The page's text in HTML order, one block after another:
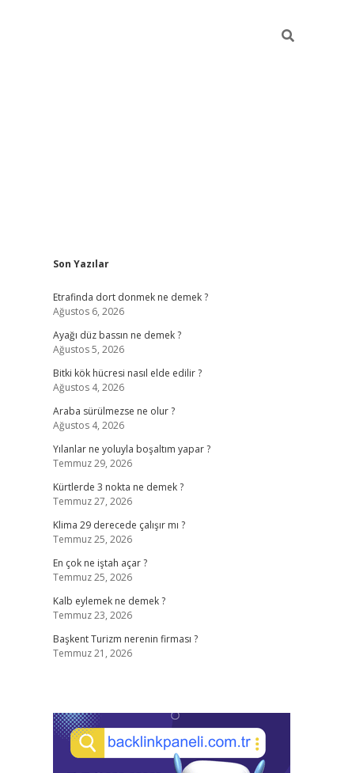
Sidebar
Son Yazılar
Etrafinda dort donmek ne demek ?
Ağustos 6, 2026
Ayağı düz bassın ne demek ?
Ağustos 5, 2026
Bitki kök hücresi nasıl elde edilir ?
Ağustos 4, 2026
Araba sürülmezse ne olur ?
Ağustos 4, 2026
Yılanlar ne yoluyla boşaltım yapar ?
Temmuz 29, 2026
Kürtlerde 3 nokta ne demek ?
Temmuz 27, 2026
Klima 29 derecede çalışır mı ?
Temmuz 25, 2026
En çok ne iştah açar ?
Temmuz 25, 2026
Kalb eylemek ne demek ?
Temmuz 23, 2026
Başkent Turizm nerenin firması ?
Temmuz 21, 2026